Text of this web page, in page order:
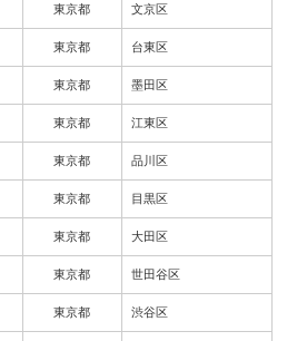
東京都 文京区
東京都 台東区
東京都 墨田区
東京都 江東区
東京都 品川区
東京都 目黒区
東京都 大田区
東京都 世田谷区
東京都 渋谷区